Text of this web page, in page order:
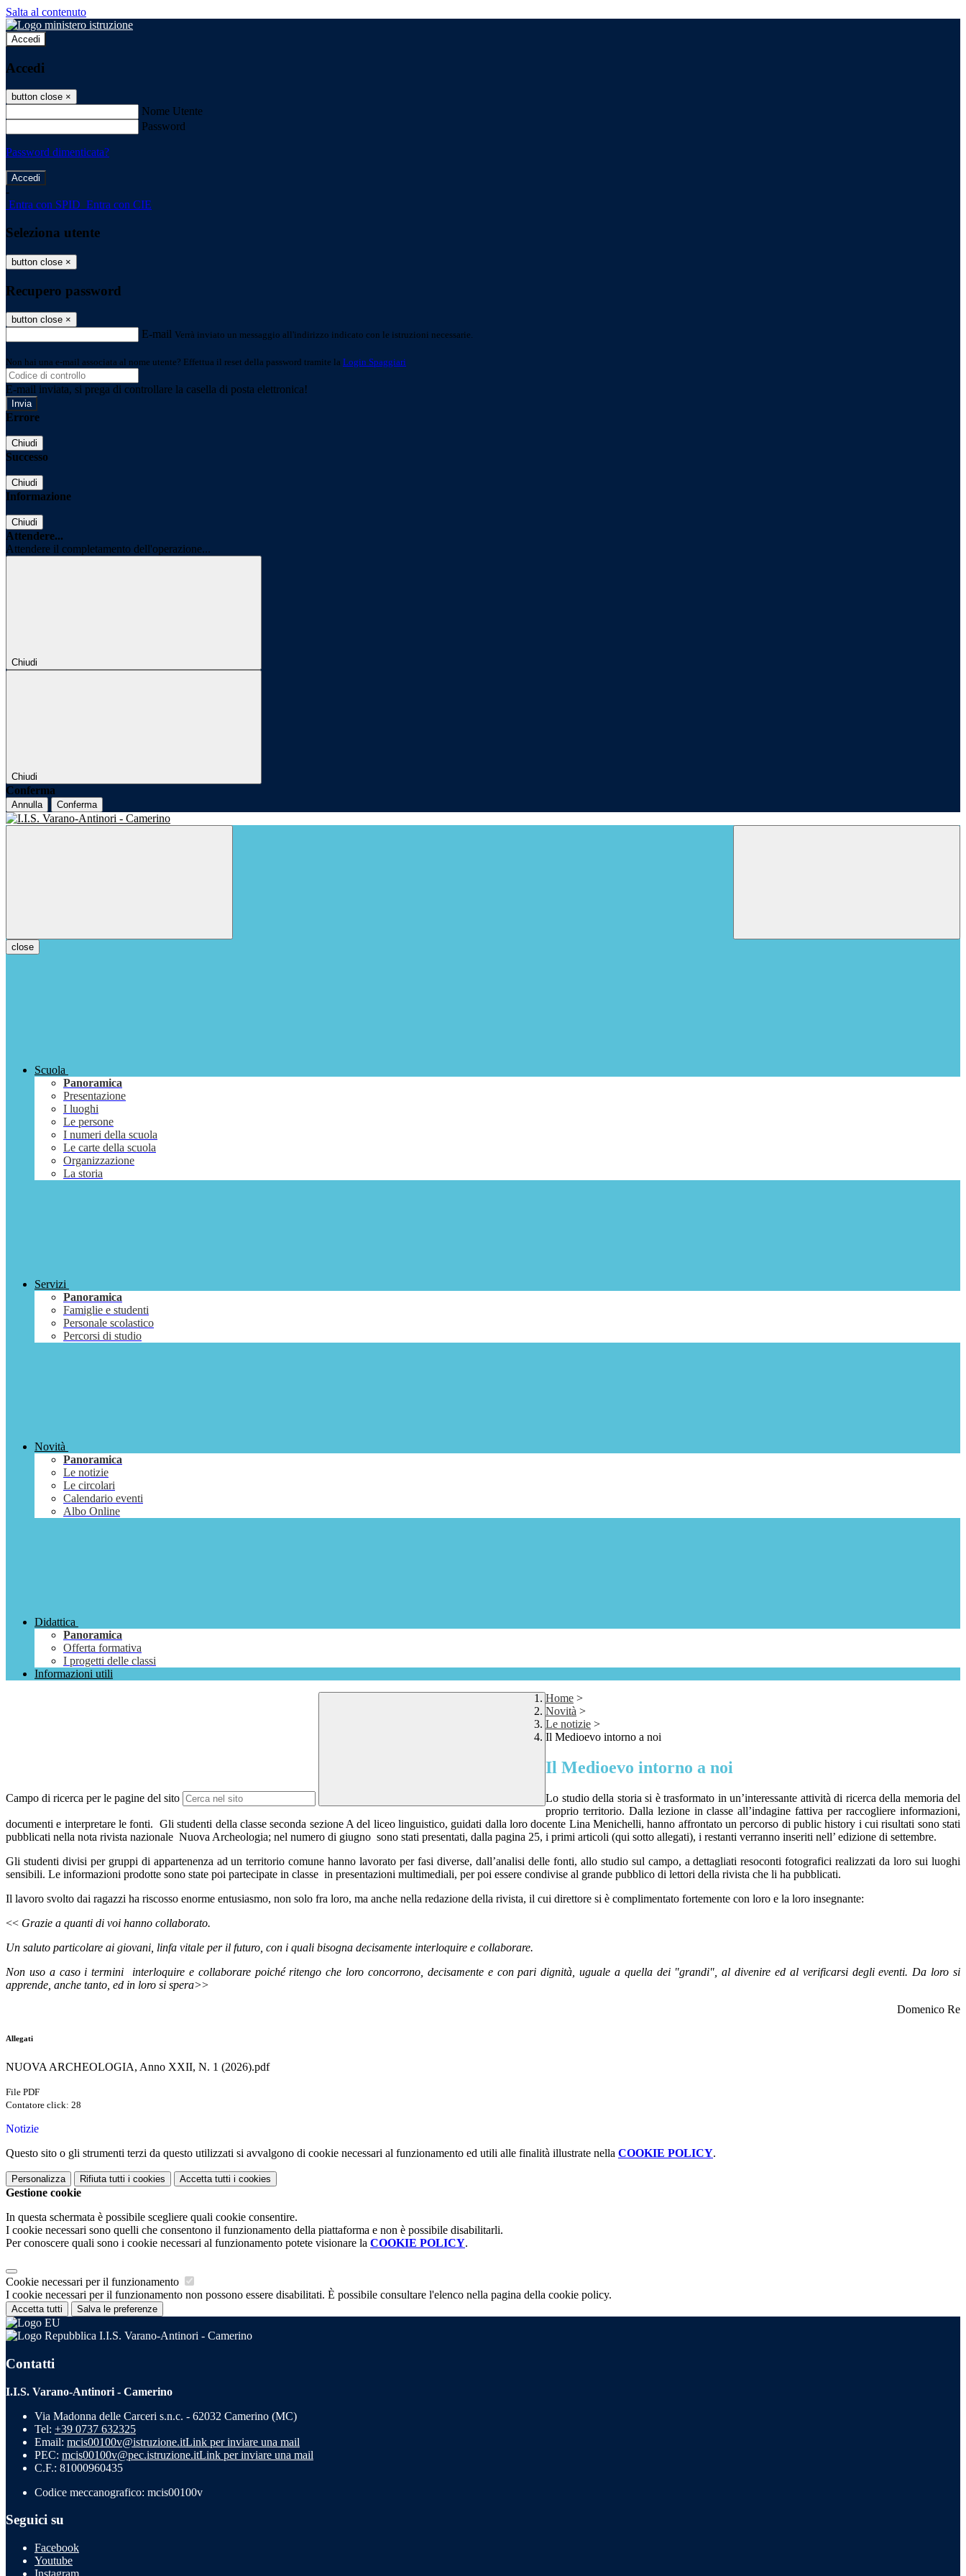
Salta al contenuto
Accedi
Accedi
button close ×
Nome Utente
Password
Password dimenticata?
-
Entra con SPID Entra con CIE
Seleziona utente
button close ×
Recupero password
button close ×
E-mail Verrà inviato un messaggio all'indirizzo indicato con le istruzioni necessarie.
Non hai una e-mail associata al nome utente? Effettua il reset della password tramite la Login Spaggiari
E-mail inviata, si prega di controllare la casella di posta elettronica!
Errore
Chiudi
Successo
Chiudi
Informazione
Chiudi
Attendere...
Attendere il completamento dell'operazione...
Chiudi
Chiudi
Conferma
Annulla Conferma
close
Scuola
Panoramica
Presentazione
I luoghi
Le persone
I numeri della scuola
Le carte della scuola
Organizzazione
La storia
Servizi
Panoramica
Famiglie e studenti
Personale scolastico
Percorsi di studio
Novità
Panoramica
Le notizie
Le circolari
Calendario eventi
Albo Online
Didattica
Panoramica
Offerta formativa
I progetti delle classi
Informazioni utili
Campo di ricerca per le pagine del sito
Home >
Novità >
Le notizie >
Il Medioevo intorno a noi
Il Medioevo intorno a noi
Lo studio della storia si è trasformato in un’interessante attività di ricerca della memoria del
proprio territorio. Dalla lezione in classe all’indagine fattiva per raccogliere informazioni,
documenti e interpretare le fonti. Gli studenti della classe seconda sezione A del liceo linguistico, guidati dalla loro docente Lina Menichelli, hanno affrontato un percorso dipublic history i cui risultati sono stati
pubblicati nella nota rivista nazionale Nuova Archeologia; nel numero di giugno sono stati presentati, dalla pagina 25, i primi articoli (qui sotto allegati), i restanti verranno inseriti nell’ edizione di settembre.
Gli studenti divisi per gruppi di appartenenza ad un territorio comune hanno lavorato per fasi diverse, dall’analisi delle fonti, allo studio sul campo, a dettagliati resoconti fotografici realizzati da loro sui luoghi
sensibili. Le informazioni prodotte sono state poi partecipate in classe in presentazioni multimediali, per poi essere condivise al grande pubblico di lettori della rivista che li ha pubblicati.
Il lavoro svolto dai ragazzi ha riscosso enorme entusiasmo, non solo fra loro, ma anche nella redazione della rivista, il cui direttore si è complimentato fortemente con loro e la loro insegnante:
<< Grazie a quanti di voi hanno collaborato.
Un saluto particolare ai giovani, linfa vitale per il futuro, con i quali bisogna decisamente interloquire e collaborare.
Non uso a caso i termini
interloquire e collaborare poiché ritengo che loro concorrono, decisamente e con pari dignità, uguale a quella dei "grandi", al divenire ed al verificarsi degli eventi. Da loro si
apprende, anche tanto, ed in loro si spera>>
Domenico Re
Allegati
NUOVA ARCHEOLOGIA, Anno XXII, N. 1 (2026).pdf
File PDF
Contatore click: 28
Notizie
Questo sito o gli strumenti terzi da questo utilizzati si avvalgono di cookie necessari al funzionamento ed utili alle finalità illustrate nella COOKIE POLICY.
Personalizza Rifiuta tutti i cookies Accetta tutti i cookies
Gestione cookie
In questa schermata è possibile scegliere quali cookie consentire.
I cookie necessari sono quelli che consentono il funzionamento della piattaforma e non è possibile disabilitarli.
Per conoscere quali sono i cookie necessari al funzionamento potete visionare la COOKIE POLICY.
Cookie necessari per il funzionamento
I cookie necessari per il funzionamento non possono essere disabilitati. È possibile consultare l'elenco nella pagina della cookie policy.
Accetta tutti Salva le preferenze
I.I.S. Varano-Antinori - Camerino
Contatti
I.I.S. Varano-Antinori - Camerino
Via Madonna delle Carceri s.n.c. - 62032 Camerino (MC)
Tel: +39 0737 632325
Email: mcis00100v@istruzione.itLink per inviare una mail
PEC: mcis00100v@pec.istruzione.itLink per inviare una mail
C.F.: 81000960435
Codice meccanografico: mcis00100v
Seguici su
Facebook
Youtube
Instagram